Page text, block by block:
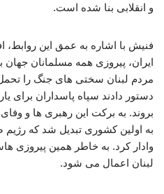
و انقلابی بنا شده است.
فنیش با اشاره به عمق این روابط،
مردم لبنان سختی های جنگ را
دستور دادند سپاه پاسداران برای
بروند. به برکت این رهبری ها و وفای
به اولین کشوری تبدیل شد که
وادار کرد. به خاطر همین پیروزی
لبنان اعمال می شود.